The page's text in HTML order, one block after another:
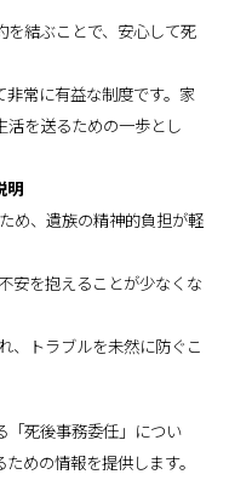
を結ぶことで、安心して死
常に有益な制度です。家
を送るための一歩とし
明
め、遺族の精神的負担が軽
安を抱えることが少なくな
、トラブルを未然に防ぐこ
「死後事務委任」につい
めの情報を提供します。